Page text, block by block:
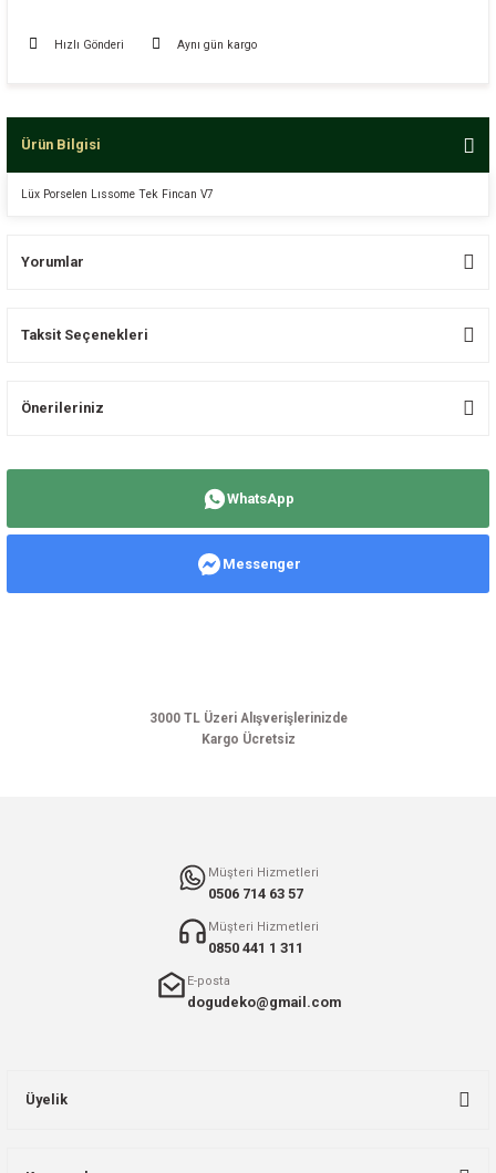
Hızlı Gönderi Aynı gün kargo
Ürün Bilgisi
Lüx Porselen Lıssome Tek Fincan V7
Yorumlar
Taksit Seçenekleri
Önerileriniz
Ürün resmi kalitesiz, bozuk veya görüntülenemiyor.
WhatsApp
Messenger
3000 TL Üzeri Alışverişlerinizde
Kargo Ücretsiz
Müşteri Hizmetleri
0506 714 63 57
Müşteri Hizmetleri
0850 441 1 311
E-posta
dogudeko@gmail.com
Üyelik